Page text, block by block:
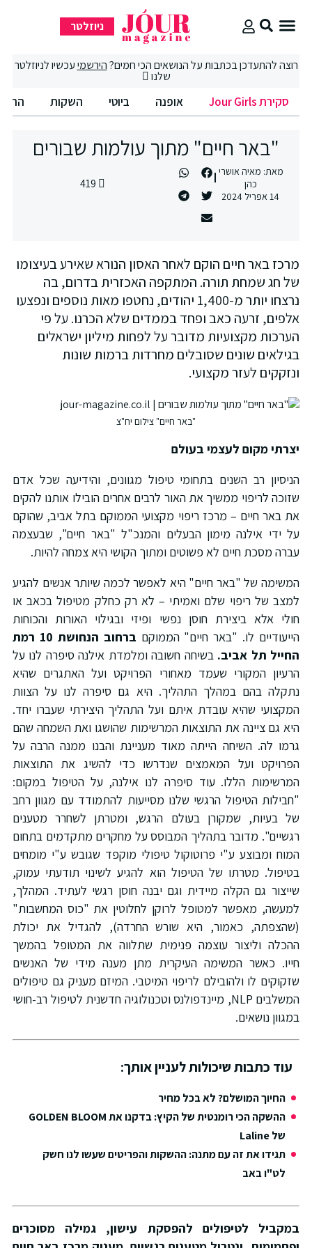
ניוזלטר
רוצה להתעדכן בכתבות על הנושאים הכי חמים?הירשמיעכשיו לניוזלטר
שלנו
סקירת Jour Girls אופנה ביוטי השקות
"באר חיים" מתוך עולמות שבורים
מאת: מאיה אושרי
כהן
14 אפריל 2024
מרכז באר חיים הוקם לאחר האסון הנורא שאירע בעיצומו
של חג שמחת תורה. המתקפה האכזרית בדרום, בה
נרצחו יותר מ-1,400 יהודים, נחטפו מאות נוספים ונפצעו
אלפים, זרעה כאב ופחד בממדים שלא הכרנו. על פי
הערכות מקצועיות מדובר על לפחות מיליון ישראלים
בגילאים שונים שסובלים מחרדות ברמות שונות
ונזקקים לעזר מקצועי.
"באר חיים" צילום יח"צ
יצרתי מקום לעצמי בעולם
הניסיון רב השנים בתחומי טיפול מגוונים, והידיעה שכל אדם
שזוכה לריפוי ממשיך את האור לרבים אחרים הובילו אותנו להקים
את באר חיים – מרכז ריפוי מקצועי הממוקם בתל אביב, שהוקם
על ידי אילנה מימון הבעלים והמנכ"ל "באר חיים", שבעצמה
עברה מסכת חיים לא פשוטים ומתוך הקושי היא צמחה להיות.
המשימה של "באר חיים" היא לאפשר לכמה שיותר אנשים להגיע
למצב של ריפוי שלם ואמיתי – לא רק כחלק מטיפול בכאב או
חולי אלא ביצירת חוסן נפשי ופיזי ובגילוי האורות והכוחות
הייעודיים לו. "באר חיים"הממוקם
ברחוב הנחושת 10 רמת
החייל תל אביב. בשיחה חשובה ומלמדת אילנה סיפרה לנו על
הרעיון המקורי שעמד מאחורי הפרויקט ועל האתגרים שהיא
נתקלה בהם במהלך התהליך. היא גם סיפרה לנו על הצוות
המקצועי שהיא עובדת איתם ועל התהליך היצירתי שעברו יחד.
היא גם ציינה את התוצאות המרשימות שהושגו ואת השמחה שהם
גרמו לה. השיחה הייתה מאוד מעניינת והבנו ממנה הרבה על
הפרויקט ועל המאמצים שנדרשו כדי להשיג את התוצאות
המרשימות הללו. עוד סיפרה לנו אילנה, על הטיפול במקום:
"חבילות הטיפול הרגשי שלנו מסייעות להתמודד עם מגוון רחב
של בעיות, שמקורן בעולם הרגש, ומטרתן לשחרר מטענים
רגשיים". מדובר בתהליך המבוסס על מחקרים מתקדמים בתחום
המוח ומבוצע ע"י פרוטוקול טיפולי מוקפד שגובש ע"י מומחים
בטיפול. מטרתו שלהטיפול הוא להגיע לשינוי תודעתי עמוק,
שייצור גם הקלה מיידית וגם יבנה חוסן רגשי לעתיד. המהלך,
למעשה, מאפשר למטופל לרוקן לחלוטין את "כוס המחשבות"
(שהצפתה, כאמור, היא שורש החרדה), להגדיל את יכולת
ההכלה וליצור עוצמה פנימית שתלווה את המטופל בהמשך
חייו. כאשר המשימה העיקרית מתן מענה מידי של האנשים
שזקוקים לו ולהובילם לריפוי המיטבי. המיזם מעניק גם טיפולים
המשלבים NLP, מיינדפולנס וטכנולוגיה חדשנית לטיפול רב-חושי
במגוון נושאים.
עוד כתבות שיכולות לעניין אותך:
החיוך המושלם? לא בכל מחיר
ההשקה הכי רומנטית של הקיץ: בדקנו את GOLDEN BLOOM
של Laline
תגידו את זה עם מתנה: ההשקות והפריטים שעשו לנו חשק
לט"ו באב
במקביל לטיפולים להפסקת עישון, גמילה מסוכרים